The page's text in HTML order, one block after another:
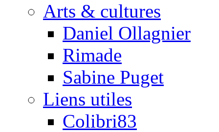
Arts & cultures
Daniel Ollagnier
Rimade
Sabine Puget
Liens utiles
Colibri83